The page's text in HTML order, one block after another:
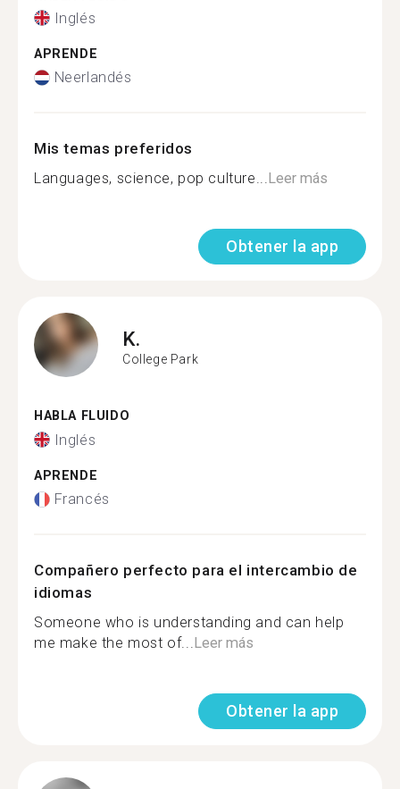
Inglés
APRENDE
Neerlandés
Mis temas preferidos
Languages, science, pop culture...Leer más
Obtener la app
K.
College Park
HABLA FLUIDO
Inglés
APRENDE
Francés
Compañero perfecto para el intercambio de
idiomas
Someone who is understanding and can help
me make the most of...Leer más
Obtener la app